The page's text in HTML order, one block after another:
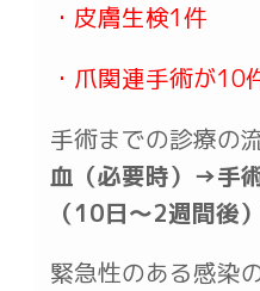
・皮膚生検1件
・爪関連手術が10
手術までの診療の流
血（必要時）→手
（10日～2週間後）
緊急性のある感染